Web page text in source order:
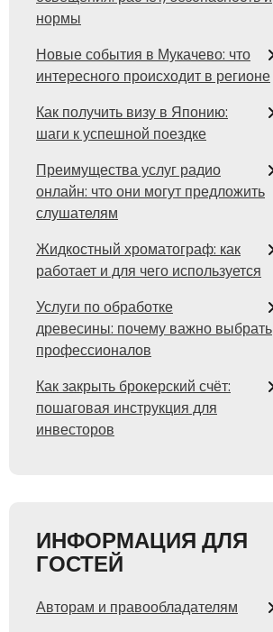
нормы
Новые события в Мукачево: что
интересного происходит в регионе
Как получить визу в Японию:
шаги к успешной поездке
Преимущества услуг радио
онлайн: что они могут предложить
слушателям
Жидкостный хроматограф: как
работает и для чего используется
Услуги по обработке
древесины: почему важно выбрать
профессионалов
Как закрыть брокерский счёт:
пошаговая инструкция для
инвесторов
ИНФОРМАЦИЯ ДЛЯ
ГОСТЕЙ
Авторам и правообладателям